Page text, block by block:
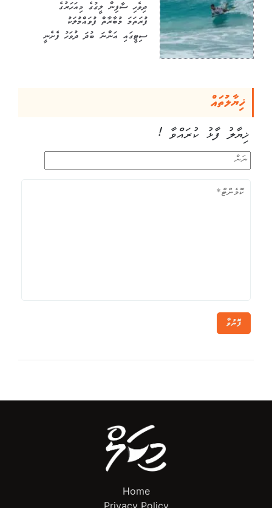
ދިވެހި ސާފިން ލީގުގެ މިއަހަރުގެ
ފުރަތަމަ މުބާރާތް ފުވައްމުލަކު
ސިޓީގައި އަންނަ ބުދަ ދުވަހު ފެށެނީ
ޚިޔާލުތައް
ޚިޔާލު ފާޅު ކުރައްވާ !
ފޮނުވާ
Home
Privacy Policy